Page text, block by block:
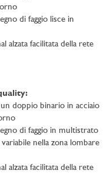
di faggio lisce in
alzata facilitata della rete
doppio binario in acciaio
di faggio in multistrato
nella zona lombare
alzata facilitata della rete